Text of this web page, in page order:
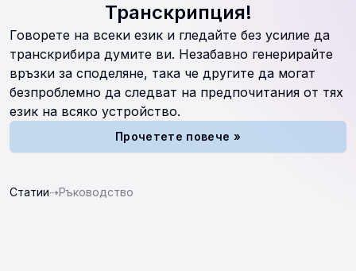
Транскрипция!
Говорете на всеки език и гледайте без усилие да
транскрибира думите ви. Незабавно генерирайте
връзки за споделяне, така че другите да могат
безпроблемно да следват на предпочитания от тях
език на всяко устройство.
Прочетете повече »
Статии⇢Ръководство